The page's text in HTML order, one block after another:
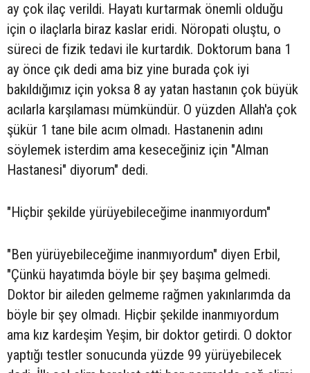
ay çok ilaç verildi. Hayatı kurtarmak önemli olduğu
için o ilaçlarla biraz kaslar eridi. Nöropati oluştu, o
süreci de fizik tedavi ile kurtardık. Doktorum bana 1
ay önce çık dedi ama biz yine burada çok iyi
bakıldığımız için yoksa 8 ay yatan hastanın çok büyük
acılarla karşılaması mümkündür. O yüzden Allah'a çok
şükür 1 tane bile acım olmadı. Hastanenin adını
söylemek isterdim ama keseceğiniz için "Alman
Hastanesi" diyorum" dedi.
"Hiçbir şekilde yürüyebileceğime inanmıyordum"
"Ben yürüyebileceğime inanmıyordum" diyen Erbil,
"Çünkü hayatımda böyle bir şey başıma gelmedi.
Doktor bir aileden gelmeme rağmen yakınlarımda da
böyle bir şey olmadı. Hiçbir şekilde inanmıyordum
ama kız kardeşim Yeşim, bir doktor getirdi. O doktor
yaptığı testler sonucunda yüzde 99 yürüyebilecek